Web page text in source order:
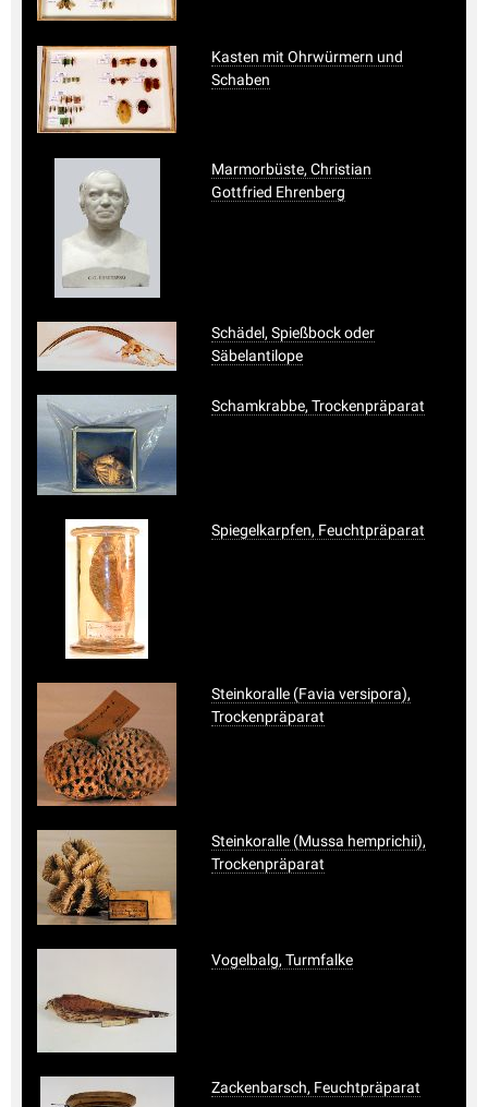
Kasten mit Ohrwürmern und
Schaben
Marmorbüste, Christian
Gottfried Ehrenberg
Schädel, Spießbock oder
Säbelantilope
Schamkrabbe, Trockenpräparat
Spiegelkarpfen, Feuchtpräparat
Steinkoralle (Favia versipora),
Trockenpräparat
Steinkoralle (Mussa hemprichii),
Trockenpräparat
Vogelbalg, Turmfalke
Zackenbarsch, Feuchtpräparat